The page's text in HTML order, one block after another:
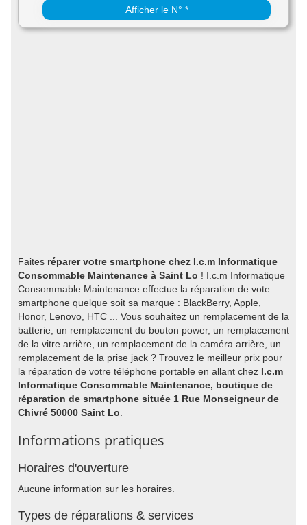
Afficher le N° *
Faites réparer votre smartphone chez I.c.m Informatique
Consommable Maintenance à Saint Lo ! I.c.m Informatique
Consommable Maintenance effectue la réparation de vote
smartphone quelque soit sa marque : BlackBerry, Apple,
Honor, Lenovo, HTC ... Vous souhaitez un remplacement de la
batterie, un remplacement du bouton power, un remplacement
de la vitre arrière, un remplacement de la caméra arrière, un
remplacement de la prise jack ? Trouvez le meilleur prix pour
la réparation de votre téléphone portable en allant chez I.c.m
Informatique Consommable Maintenance, boutique de
réparation de smartphone située 1 Rue Monseigneur de
Chivré 50000 Saint Lo
Informations pratiques
Horaires d'ouverture
Aucune information sur les horaires.
Types de réparations & services